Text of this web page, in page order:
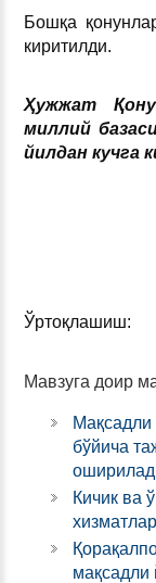
Бошқа
киритилди.
Ҳужжат
миллий
йилдан кучга
Ўртоқлашиш:
Мавзуга доир
Мақсадли
бўйича
Кичик ва
мақсадли